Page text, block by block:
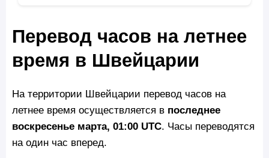
Перевод часов на летнее
время в Швейцарии
На территории Швейцарии перевод часов на
летнее время осуществляется в последнее
воскресенье марта, 01:00 UTC. Часы переводятся
на один час вперед.